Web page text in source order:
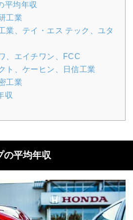
平均年収
工業
業、テイ・エス テック、ユタ
、エイチワン、FCC
ト、ケーヒン、日信工業
工業
収
の平均年収